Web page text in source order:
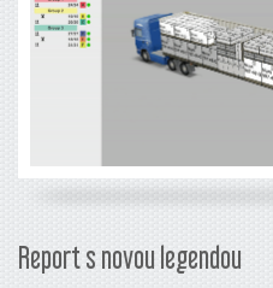
Report s novou legendou